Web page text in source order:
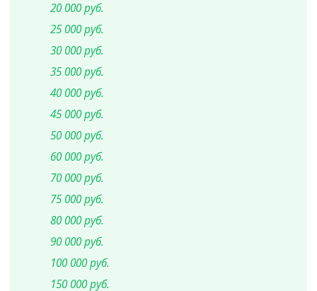
20 000 руб.
25 000 руб.
30 000 руб.
35 000 руб.
40 000 руб.
45 000 руб.
50 000 руб.
60 000 руб.
70 000 руб.
75 000 руб.
80 000 руб.
90 000 руб.
100 000 руб.
150 000 руб.